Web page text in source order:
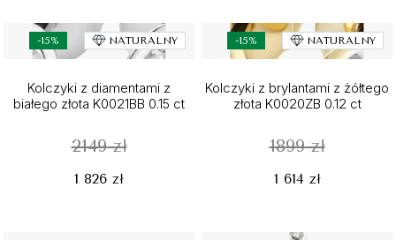
-15% NATURALNY
Kolczyki z diamentami z
białego złota K0021BB 0.15 ct
2149 zł
1 826 zł
-15% NATURALNY
Kolczyki z brylantami z żółtego
złota K0020ZB 0.12 ct
1899 zł
1 614 zł